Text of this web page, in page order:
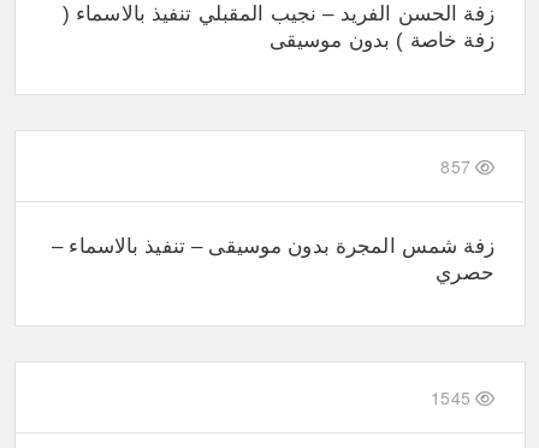
زفة الحسن الفريد – نجيب المقبلي تنفيذ بالاسماء (
زفة خاصة ) بدون موسيقى
857
زفة شمس المجرة بدون موسيقى – تنفيذ بالاسماء –
حصري
1545